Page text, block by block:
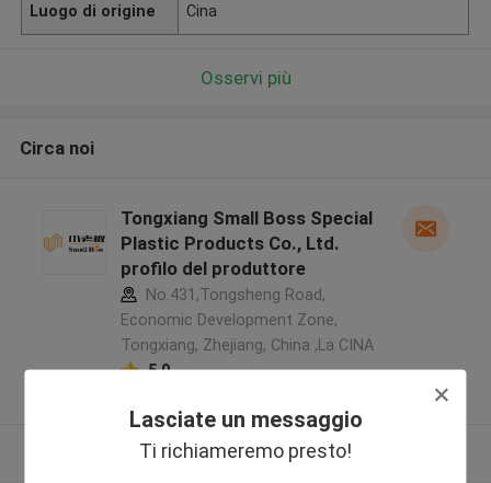
Lasciate un messaggio
Ti richiameremo presto!
Luogo di origine Cina
Osservi più
Circa noi
Tongxiang Small Boss Special
Plastic Products Co., Ltd.
profilo del produttore
No.431,Tongsheng Road,
Economic Development Zone,
Tongxiang, Zhejiang, China ,La CINA
5.0
Osservi più